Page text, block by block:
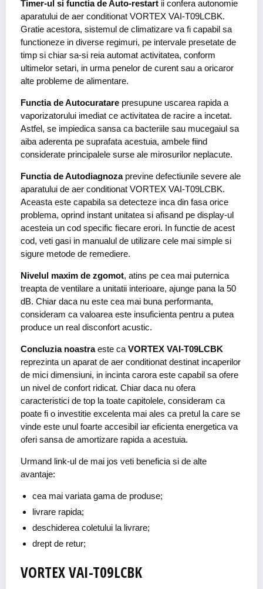
Timer-ul si functia de Auto-restart ii confera autonomie
aparatului de aer conditionat VORTEX VAI-T09LCBK.
Gratie acestora, sistemul de climatizare va fi capabil sa
functioneze in diverse regimuri, pe intervale presetate de
timp si chiar sa-si reia automat activitatea, conform
ultimelor setari, in urma penelor de curent sau a oricaror
alte probleme de alimentare.
Functia de Autocuratare presupune uscarea rapida a
vaporizatorului imediat ce activitatea de racire a incetat.
Astfel, se impiedica sansa ca bacteriile sau mucegaiul sa
aiba aderenta pe suprafata acestuia, ambele fiind
considerate principalele surse ale mirosurilor neplacute.
Functia de Autodiagnozaprevine defectiunile severe ale
aparatului de aer conditionat VORTEX VAI-T09LCBK.
Aceasta este capabila sa detecteze inca din fasa orice
problema, oprind instant unitatea si afisand pe display-ul
acesteia un cod specific fiecare erori. In functie de acest
cod, veti gasi in manualul de utilizare cele mai simple si
sigure metode de remediere.
Nivelul maxim de zgomot, atins pe cea mai puternica
treapta de ventilare a unitatii interioare, ajunge pana la 50
dB. Chiar daca nu este cea mai buna performanta,
consideram ca valoarea este insuficienta pentru a putea
produce un real disconfort acustic.
Concluzia noastraeste ca VORTEX VAI-T09LCBK
reprezinta un aparat de aer conditionat destinat incaperilor
de mici dimensiuni, in incinta carora este capabil sa ofere
un nivel de confort ridicat. Chiar daca nu ofera
caracteristici de top la toate capitolele, consideram ca
poate fi o investitie excelenta mai ales ca pretul la care se
vinde este unul foarte accesibil iar eficienta energetica va
oferi sansa de amortizare rapida a acestuia.
Urmand link-ul de mai jos veti beneficia si de alte
avantaje:
cea mai variata gama de produse;
livrare rapida;
deschiderea coletului la livrare;
drept de retur;
VORTEX VAI-T09LCBK